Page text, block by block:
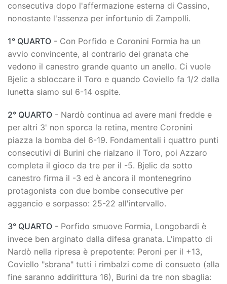
consecutiva dopo l'affermazione esterna di Cassino,
nonostante l'assenza per infortunio di Zampolli.
1° QUARTO - Con Porfido e Coronini Formia ha un
avvio convincente, al contrario dei granata che
vedono il canestro grande quanto un anello. Ci vuole
Bjelic a sbloccare il Toro e quando Coviello fa 1/2 dalla
lunetta siamo sul 6-14 ospite.
2° QUARTO - Nardò continua ad avere mani fredde e
per altri 3' non sporca la retina, mentre Coronini
piazza la bomba del 6-19. Fondamentali i quattro punti
consecutivi di Burini che rialzano il Toro, poi Azzaro
completa il gioco da tre per il -5. Bjelic da sotto
canestro firma il -3 ed è ancora il montenegrino
protagonista con due bombe consecutive per
aggancio e sorpasso: 25-22 all'intervallo.
3° QUARTO - Porfido smuove Formia, Longobardi è
invece ben arginato dalla difesa granata. L'impatto di
Nardò nella ripresa è prepotente: Peroni per il +13,
Coviello "sbrana" tutti i rimbalzi come di consueto (alla
fine saranno addirittura 16), Burini da tre non sbaglia: